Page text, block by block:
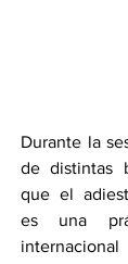
Durante la
de distintas
que el
es una